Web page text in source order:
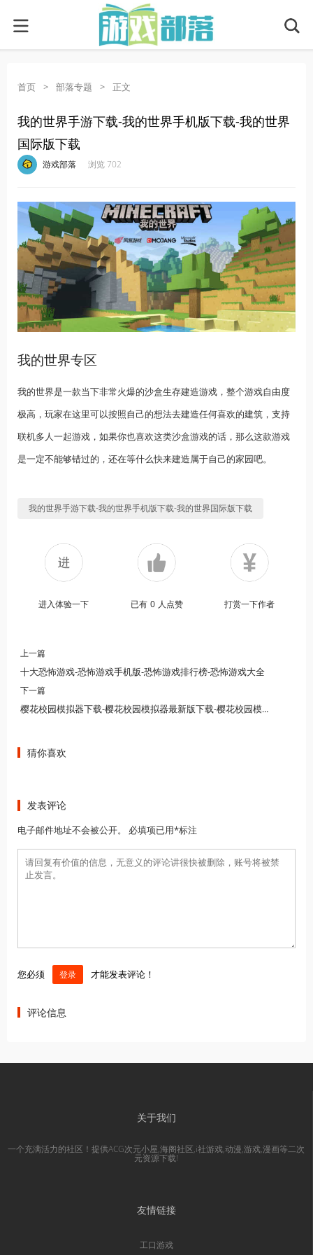
首页 > 部落专题 > 正文
我的世界手游下载-我的世界手机版下载-我的世界
国际版下载
游戏部落 浏览 702
我的世界专区
我的世界是一款当下非常火爆的沙盒生存建造游戏，整个游戏自由度
极高，玩家在这里可以按照自己的想法去建造任何喜欢的建筑，支持
联机多人一起游戏，如果你也喜欢这类沙盒游戏的话，那么这款游戏
是一定不能够错过的，还在等什么快来建造属于自己的家园吧。
我的世界手游下载-我的世界手机版下载-我的世界国际版下载
进入体验一下 已有 0 人点赞 打赏一下作者
上一篇
十大恐怖游戏-恐怖游戏手机版-恐怖游戏排行榜-恐怖游戏大全
下一篇
樱花校园模拟器下载-樱花校园模拟器最新版下载-樱花校园模拟器中文版下载
猜你喜欢
发表评论
电子邮件地址不会被公开。 必填项已用*标注
您必须 登录 才能发表评论！
评论信息
关于我们
一个充满活力的社区！提供ACG次元小屋,海阁社区,i社游戏,动漫,游戏,漫画等二次
元资源下载!
友情链接
工口游戏